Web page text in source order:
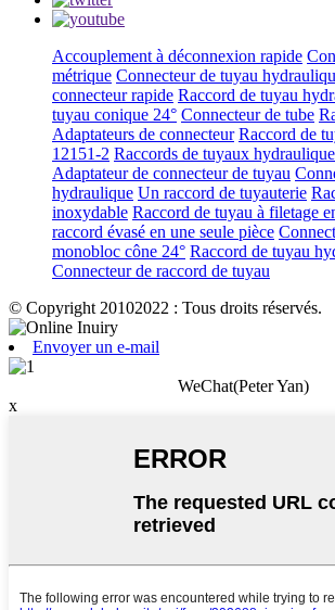
Accouplement à déconnexion rapide
métrique Connecteur de tuyau
connecteur rapide Raccord de tuyau
tuyau conique 24° Connecteur de tube
Adaptateurs de connecteur Raccord de
12151-2 Raccords de tuyaux
Adaptateur de connecteur de tuyau
hydraulique Un raccord de tuyauterie
inoxydable Raccord de tuyau à filetage
raccord évasé en une seule pièce
monobloc cône 24° Raccord de tuyau
Connecteur de raccord de tuyau
© Copyright 20102022 : Tous droits réservés.
Envoyer un e-mail
WeChat(Peter Yan)
x